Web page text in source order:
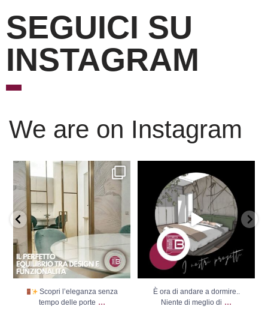
SEGUICI SU
INSTAGRAM
We are on Instagram
Scopri l’eleganza senza
tempo delle porte ...
Scopri l’eleganza senza
tempo delle porte ...
È ora di andare a dormire..
Niente di meglio di
È ora di andare a dormire..
Niente di meglio di ...